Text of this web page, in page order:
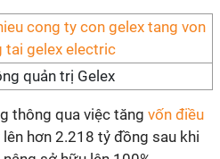
quản trị Gelex
thông qua việc tăng vốn điều
hơn 2.218 tỷ đồng sau khi